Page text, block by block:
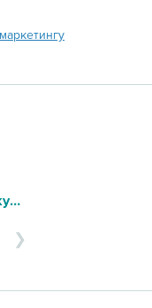
Победитель Всероссийского конкурса «100 лучших товаров России»